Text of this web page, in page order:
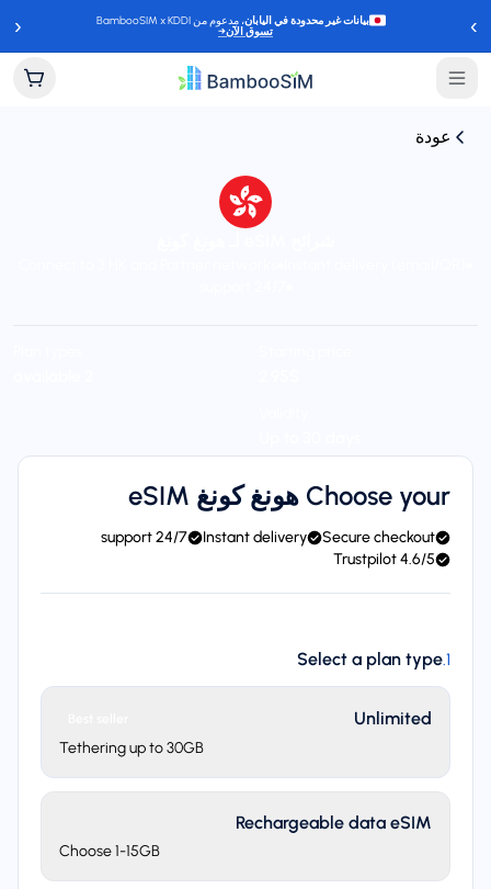
‹ بيانات غير محدودة في اليابان، مدعوم من BambooSIM x KDDI
تسوق الآن→ ›
عودة
Choose your هونغ كونغ eSIM
Secure checkout
Instant delivery
24/7 support
4.6/5 Trustpilot
1
.
Select a plan type
Unlimited
Tethering up to 30GB
Rechargeable data eSIM
Choose 1-15GB